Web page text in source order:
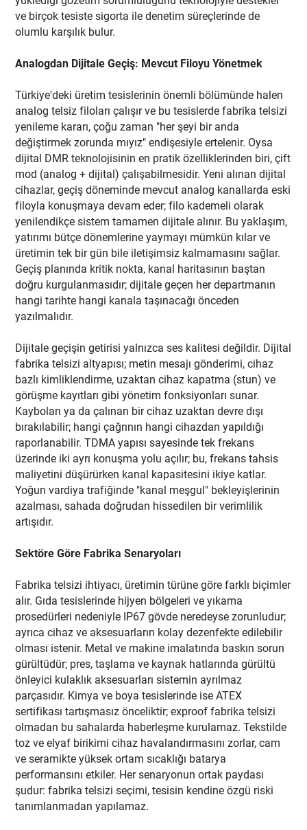
ve birçok tesiste sigorta ile denetim süreçlerinde de
olumlu karşılık bulur.
Analogdan Dijitale Geçiş: Mevcut Filoyu Yönetmek
Türkiye'deki üretim tesislerinin önemli bölümünde halen
analog telsiz filoları çalışır ve bu tesislerde fabrika telsizi
yenileme kararı, çoğu zaman "her şeyi bir anda
değiştirmek zorunda mıyız" endişesiyle ertelenir. Oysa
dijital DMR teknolojisinin en pratik özelliklerinden biri, çift
mod (analog + dijital) çalışabilmesidir. Yeni alınan dijital
cihazlar, geçiş döneminde mevcut analog kanallarda eski
filoyla konuşmaya devam eder; filo kademeli olarak
yenilendikçe sistem tamamen dijitale alınır. Bu yaklaşım,
yatırımı bütçe dönemlerine yaymayı mümkün kılar ve
üretimin tek bir gün bile iletişimsiz kalmamasını sağlar.
Geçiş planında kritik nokta, kanal haritasının baştan
doğru kurgulanmasıdır; dijitale geçen her departmanın
hangi tarihte hangi kanala taşınacağı önceden
yazılmalıdır.
Dijitale geçişin getirisi yalnızca ses kalitesi değildir. Dijital
fabrika telsizi altyapısı; metin mesajı gönderimi, cihaz
bazlı kimliklendirme, uzaktan cihaz kapatma (stun) ve
görüşme kayıtları gibi yönetim fonksiyonları sunar.
Kaybolan ya da çalınan bir cihaz uzaktan devre dışı
bırakılabilir; hangi çağrının hangi cihazdan yapıldığı
raporlanabilir. TDMA yapısı sayesinde tek frekans
üzerinde iki ayrı konuşma yolu açılır; bu, frekans tahsis
maliyetini düşürürken kanal kapasitesini ikiye katlar.
Yoğun vardiya trafiğinde "kanal meşgul" bekleyişlerinin
azalması, sahada doğrudan hissedilen bir verimlilik
artışıdır.
Sektöre Göre Fabrika Senaryoları
Fabrika telsizi ihtiyacı, üretimin türüne göre farklı biçimler
alır. Gıda tesislerinde hijyen bölgeleri ve yıkama
prosedürleri nedeniyle IP67 gövde neredeyse zorunludur;
ayrıca cihaz ve aksesuarların kolay dezenfekte edilebilir
olması istenir. Metal ve makine imalatında baskın sorun
gürültüdür; pres, taşlama ve kaynak hatlarında gürültü
önleyici kulaklık aksesuarları sistemin ayrılmaz
parçasıdır. Kimya ve boya tesislerinde ise ATEX
sertifikası tartışmasız önceliktir; exproof fabrika telsizi
olmadan bu sahalarda haberleşme kurulamaz. Tekstilde
toz ve elyaf birikimi cihaz havalandırmasını zorlar, cam
ve seramikte yüksek ortam sıcaklığı batarya
performansını etkiler. Her senaryonun ortak paydası
şudur: fabrika telsizi seçimi, tesisin kendine özgü riski
tanımlanmadan yapılamaz.